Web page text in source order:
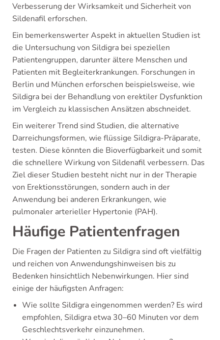
Verbesserung der Wirksamkeit und Sicherheit von
Sildenafil erforschen.
Ein bemerkenswerter Aspekt in aktuellen Studien ist
die Untersuchung von Sildigra bei speziellen
Patientengruppen, darunter ältere Menschen und
Patienten mit Begleiterkrankungen. Forschungen in
Berlin und München erforschen beispielsweise, wie
Sildigra bei der Behandlung von erektiler Dysfunktion
im Vergleich zu klassischen Ansätzen abschneidet.
Ein weiterer Trend sind Studien, die alternative
Darreichungsformen, wie flüssige Sildigra-Präparate,
testen. Diese könnten die Bioverfügbarkeit und somit
die schnellere Wirkung von Sildenafil verbessern. Das
Ziel dieser Studien besteht nicht nur in der Therapie
von Erektionsstörungen, sondern auch in der
Anwendung bei anderen Erkrankungen, wie
pulmonaler arterieller Hypertonie (PAH).
Häufige Patientenfragen
Die Fragen der Patienten zu Sildigra sind oft vielfältig
und reichen von Anwendungshinweisen bis zu
Bedenken hinsichtlich Nebenwirkungen. Hier sind
einige der häufigsten Anfragen:
Wie sollte Sildigra eingenommen werden? Es wird
empfohlen, Sildigra etwa 30–60 Minuten vor dem
Geschlechtsverkehr einzunehmen.